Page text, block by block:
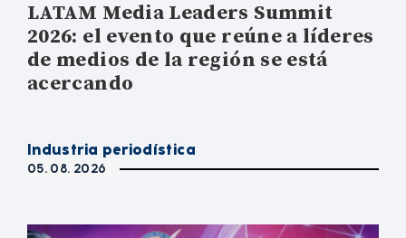
LATAM Media Leaders Summit
2026: el evento que reúne a líderes
de medios de la región se está
acercando
Industria periodística
05. 08. 2026